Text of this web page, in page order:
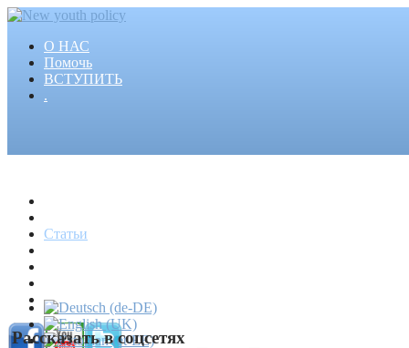
О НАС
Помочь
ВСТУПИТЬ
.
Статьи
Пресса
Рассказать в соцсетях